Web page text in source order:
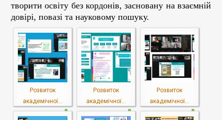
творити освіту без кордонів, засновану на взаємній
довірі, повазі та науковому пошуку.
Розвиток
академічної...
Розвиток
академічної...
Розвиток
академічної...